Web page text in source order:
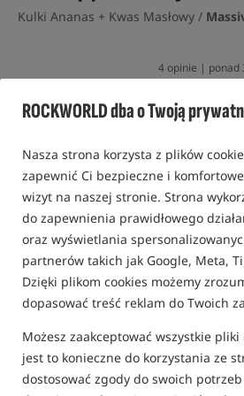
ROCKWORLD dba o Twoją
Nasza strona korzysta z plików
zapewnić Ci bezpieczne i
wizyt na naszej stronie. Strona
do zapewnienia prawidłowego
oraz wyświetlania
partnerów takich jak Google, Meta,
Dzięki plikom cookies możemy
dopasować treść reklam do Twoich
Możesz zaakceptować wszystkie
jest to konieczne do korzystania ze
dostosować zgody do swoich
Kulki Ananas + Kwas Masłowy /
4 opinie | ponad
Promocja+